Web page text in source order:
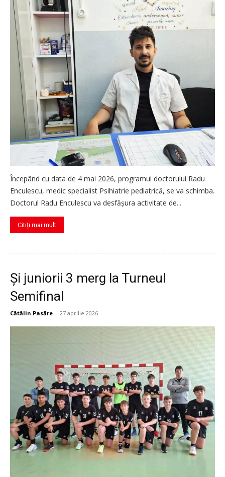
Începând cu data de 4 mai 2026, programul doctorului Radu
Enculescu, medic specialist Psihiatrie pediatrică, se va schimba.
Doctorul Radu Enculescu va desfășura activitate de...
Citiți mai mult
Şi juniorii 3 merg la Turneul
Semifinal
Cătălin Pasăre - 27 aprilie 2026